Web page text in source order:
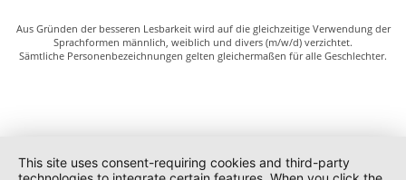
Aus Gründen der besseren Lesbarkeit wird auf die gleichzeitige Verwendung der
Sprachformen männlich, weiblich und divers (m/w/d) verzichtet.
Sämtliche Personenbezeichnungen gelten gleichermaßen für alle Geschlechter.
This site uses consent-requiring cookies and third-party